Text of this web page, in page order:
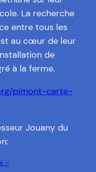
La recherche
entre tous les
au cœur de leur
de
à la ferme.
pimont-carte-
Jouany du
–